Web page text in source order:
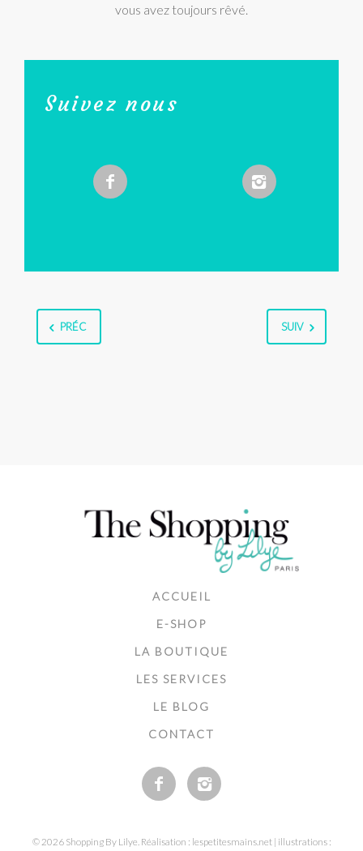
vous avez toujours rêvé.
Suivez nous
PRÉC SUIV
ACCUEIL
E-SHOP
LA BOUTIQUE
LES SERVICES
LE BLOG
CONTACT
© 2026 Shopping By Lilye. Réalisation : lespetitesmains.net | illustrations :